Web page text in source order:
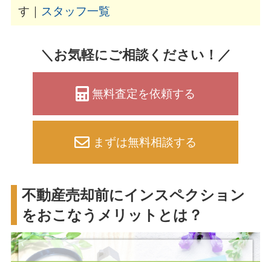
す｜
スタッフ一覧
＼お気軽にご相談ください！／
無料査定を依頼する
まずは無料相談する
不動産売却前にインスペクション
をおこなうメリットとは？